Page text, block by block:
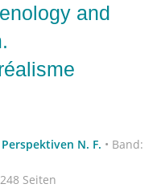
and
N. F. • Band:
Seiten